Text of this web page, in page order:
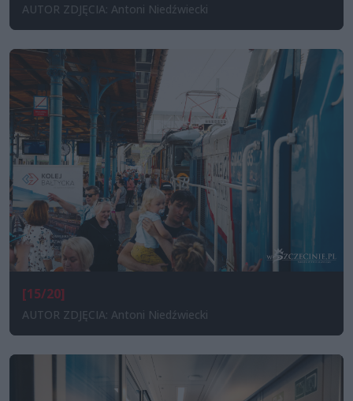
AUTOR ZDJĘCIA: Antoni Niedźwiecki
[15/20]
AUTOR ZDJĘCIA: Antoni Niedźwiecki